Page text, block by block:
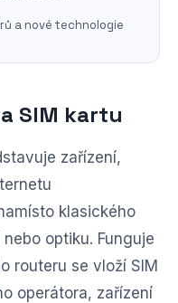
a nové technologie
SIM kartu
zařízení,
klasického
optiku. Funguje
routeru se vloží SIM
operátora, zařízení